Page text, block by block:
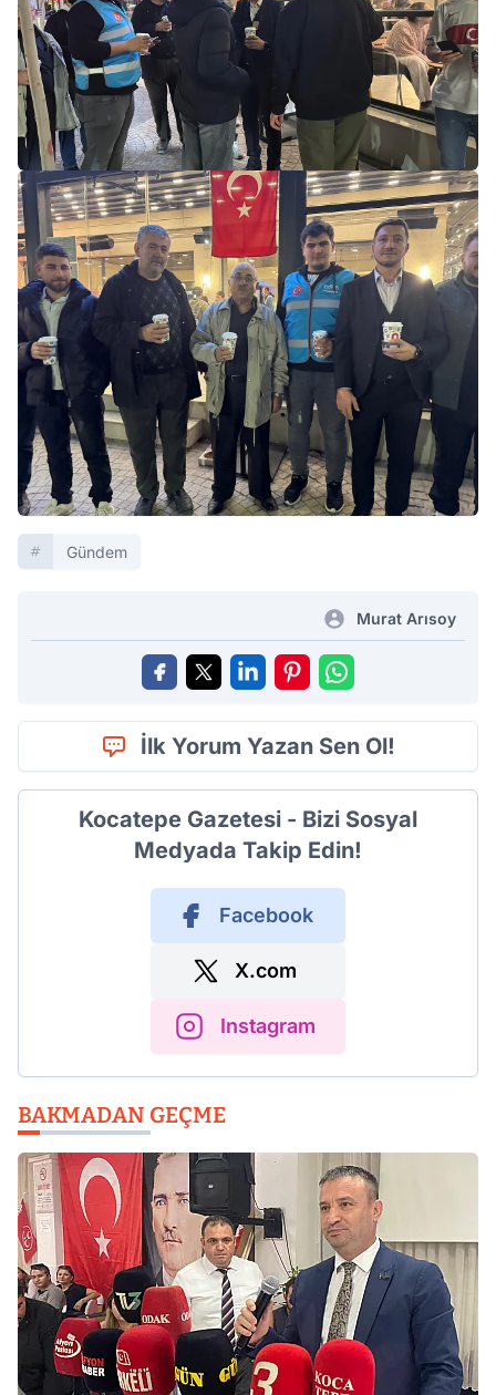
Gündem
Murat Arısoy
İlk Yorum Yazan Sen Ol!
Kocatepe Gazetesi - Bizi Sosyal
Medyada Takip Edin!
Facebook
X.com
Instagram
BAKMADAN GEÇME